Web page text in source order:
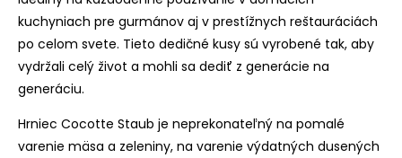
kuchyniach pre gurmánov aj v prestížnych reštauráciách
po celom svete. Tieto dedičné kusy sú vyrobené tak, aby
vydržali celý život a mohli sa dediť z generácie na
generáciu.
Hrniec Cocotte Staub je neprekonateľný na pomalé
varenie mäsa a zeleniny, na varenie výdatných dusených